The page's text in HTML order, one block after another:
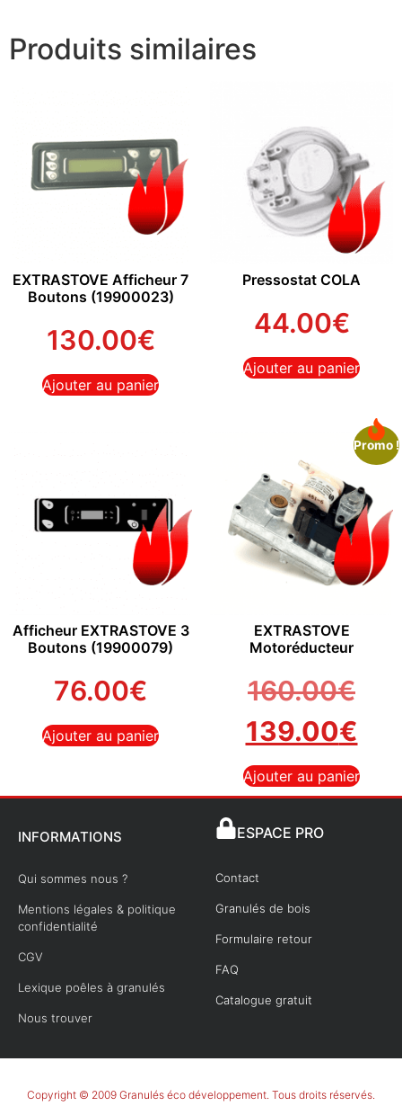
Produits similaires
EXTRASTOVE Afficheur 7
Boutons (19900023)
130.00€
Ajouter au panier
Pressostat COLA
44.00€
Ajouter au panier
Afficheur EXTRASTOVE 3
Boutons (19900079)
76.00€
Ajouter au panier
Promo !
EXTRASTOVE
Motoréducteur
160.00€
139.00€
Ajouter au panier
INFORMATIONS
Qui sommes nous ?
Mentions légales & politique
confidentialité
CGV
Lexique poêles à granulés
Nous trouver
ESPACE PRO
Contact
Granulés de bois
Formulaire retour
FAQ
Catalogue gratuit
Copyright © 2009 Granulés éco développement. Tous droits réservés.